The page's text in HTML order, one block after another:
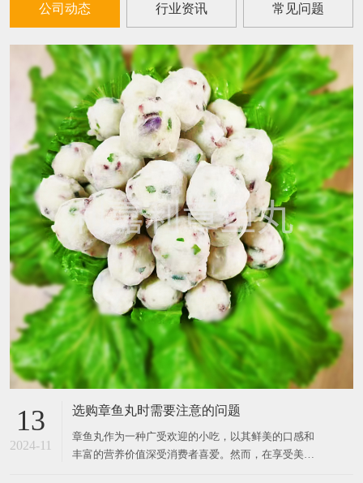
公司动态 行业资讯 常见问题
13
2024-11
选购章鱼丸时需要注意的问题
章鱼丸作为一种广受欢迎的小吃，以其鲜美的口感和
丰富的营养价值深受消费者喜爱。然而，在享受美食